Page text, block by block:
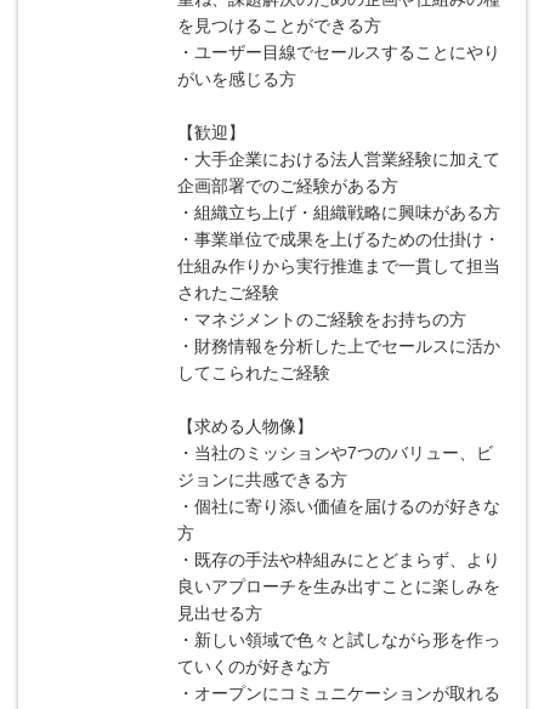
を見つけることができる方
・ユーザー目線でセールスすることにやり
がいを感じる方
【歓迎】
・大手企業における法人営業経験に加えて
企画部署でのご経験がある方
・組織立ち上げ・組織戦略に興味がある方
・事業単位で成果を上げるための仕掛け・
仕組み作りから実行推進まで一貫して担当
されたご経験
・マネジメントのご経験をお持ちの方
・財務情報を分析した上でセールスに活か
してこられたご経験
【求める人物像】
・当社のミッションや7つのバリュー、ビ
ジョンに共感できる方
・個社に寄り添い価値を届けるのが好きな
方
・既存の手法や枠組みにとどまらず、より
良いアプローチを生み出すことに楽しみを
見出せる方
・新しい領域で色々と試しながら形を作っ
ていくのが好きな方
・オープンにコミュニケーションが取れる